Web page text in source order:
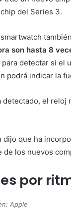
del Series 3.
son hasta 8
detectar si el
podrá indicar la
detectado, el
dijo que ha
de los nuevos
por
Apple